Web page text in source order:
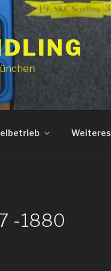
Weiteres
-1880